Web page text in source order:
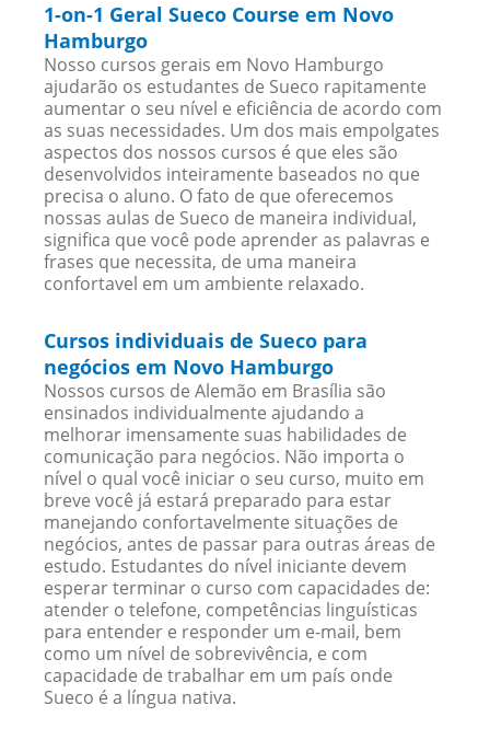
1-on-1 Geral Sueco Course em Novo
Hamburgo
Nosso cursos gerais em Novo Hamburgo
ajudarão os estudantes de Sueco rapitamente
aumentar o seu nível e eficiência de acordo com
as suas necessidades. Um dos mais empolgates
aspectos dos nossos cursos é que eles são
desenvolvidos inteiramente baseados no que
precisa o aluno. O fato de que oferecemos
nossas aulas de Sueco de maneira individual,
significa que você pode aprender as palavras e
frases que necessita, de uma maneira
confortavel em um ambiente relaxado.
Cursos individuais de Sueco para
negócios em Novo Hamburgo
Nossos cursos de Alemão em Brasília são
ensinados individualmente ajudando a
melhorar imensamente suas habilidades de
comunicação para negócios. Não importa o
nível o qual você iniciar o seu curso, muito em
breve você já estará preparado para estar
manejando confortavelmente situações de
negócios, antes de passar para outras áreas de
estudo. Estudantes do nível iniciante devem
esperar terminar o curso com capacidades de:
atender o telefone, competências linguísticas
para entender e responder um e-mail, bem
como um nível de sobrevivência, e com
capacidade de trabalhar em um país onde
Sueco é a língua nativa.